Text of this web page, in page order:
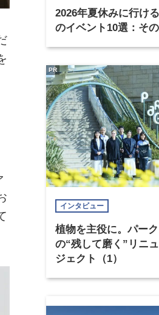
2026年夏休みに行け
のイベント10選：そ
インタビュー
植物を主役に。パー
の“残して磨く”リニ
ジェクト（1）
PR